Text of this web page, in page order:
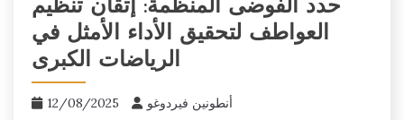
حدد الفوضى المنظمة: إتقان تنظيم
العواطف لتحقيق الأداء الأمثل في
الرياضات الكبرى
12/08/2025 أنطونين فيردوغو